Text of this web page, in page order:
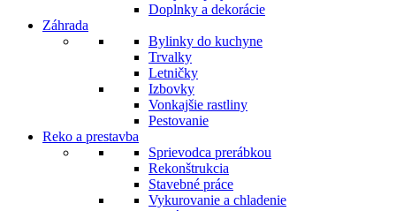
Doplnky a dekorácie
Záhrada
Bylinky do kuchyne
Trvalky
Letničky
Izbovky
Vonkajšie rastliny
Pestovanie
Reko a prestavba
Sprievodca prerábkou
Rekonštrukcia
Stavebné práce
Vykurovanie a chladenie